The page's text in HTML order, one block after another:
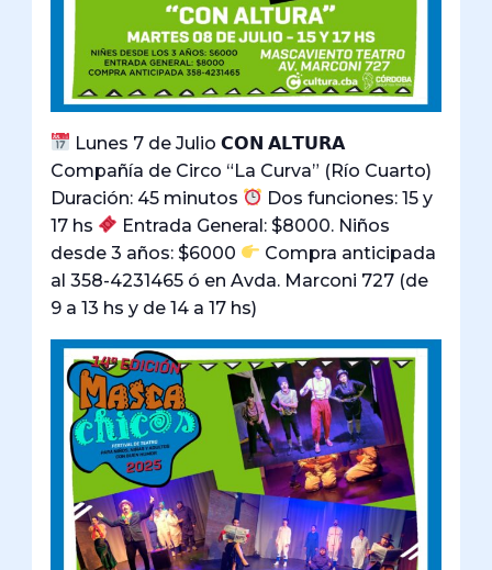
Lunes 7 de Julio 𝗖𝗢𝗡 𝗔𝗟𝗧𝗨𝗥𝗔
Compañía de Circo “La Curva” (Río Cuarto)
Duración: 45 minutos
Dos funciones: 15 y
17 hs
Entrada General: $8000. Niños
desde 3 años: $6000
Compra anticipada
al 358-4231465 ó en Avda. Marconi 727 (de
9 a 13 hs y de 14 a 17 hs)